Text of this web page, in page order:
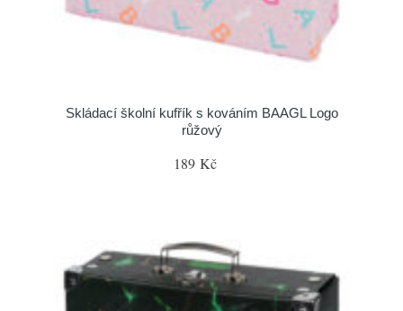
Skládací školní kufřík s kováním BAAGL Logo
růžový
189 Kč